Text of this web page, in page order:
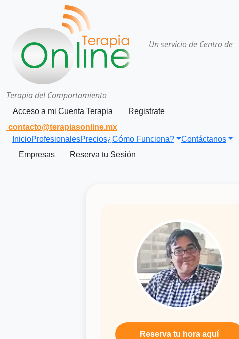
Un servicio de Centro de
Terapia del Comportamiento
Acceso a mi Cuenta Terapia
Registrate
contacto@terapiasonline.mx
InicioProfesionalesPrecios¿Cómo Funciona?
Contáctanos
Empresas
Reserva tu Sesión
Reserva tu hora aquí